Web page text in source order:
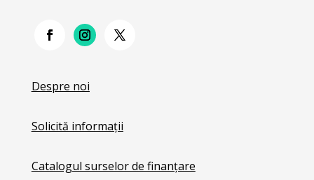
Despre noi
Solicită informații
Catalogul surselor de finanțare